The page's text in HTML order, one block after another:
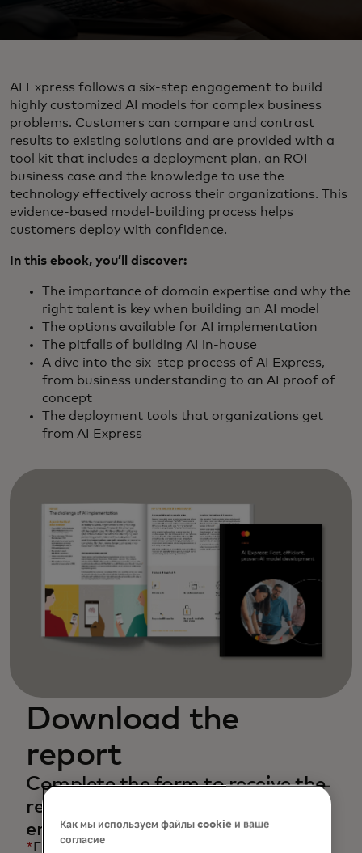
AI Express follows a six‑step engagement to build
highly customized AI models for complex business
problems. Customers can compare and contrast
results to existing solutions and are provided with a
tool kit that includes a deployment plan, an ROI
business case and the knowledge to use the
technology effectively across their organizations. This
evidence‑based model-building process helps
customers deploy with confidence.
In this ebook, you’ll discover:
The importance of domain expertise and why the
right talent is key when building an AI model
The options available for AI implementation
The pitfalls of building AI in-house
A dive into the six-step process of AI Express,
from business understanding to an AI proof of
concept
The deployment tools that organizations get
from AI Express
Download the
report
Complete the form to receive the
report and related content via
email.
*First Name
Как мы используем файлы cookie и ваше
согласие